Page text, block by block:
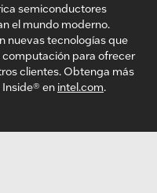
semiconductores
el mundo moderno.
nuevas tecnologías que
computación para ofrecer
clientes. Obtenga más
en intel.com.